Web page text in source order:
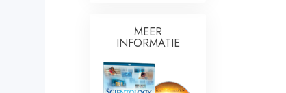
MEER
INFORMATIE